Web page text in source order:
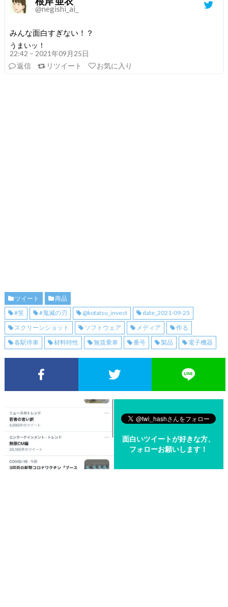
@negishi_ai_
みんな面白すぎない！？
うまいッ！
22:42 – 2021年09月25日
返信
リツイート お気に入り
ツイート
商品
#笑
#鬼滅の刃 @kotatsu_invest
date_2021-09-25
スクリーンショット
ソフトウェア メディア
作る
各駅停車
材料特性 無賃乗車 番号 製品 電子機器
Facebookでシェア Twitterでシェア
面白いツイートが好きな方、
フォローお願いします！